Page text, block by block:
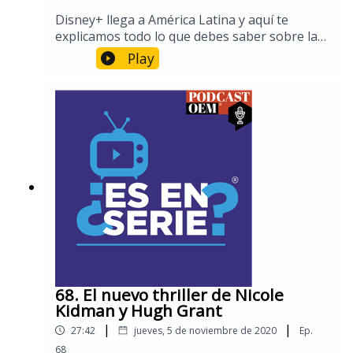
Disney+ llega a América Latina y aquí te
explicamos todo lo que debes saber sobre la
nueva plataforma de streaming que
competirá contra Netflix.Por su parte, Netflix
se prepara para el estreno de la cuarta
temporada de The Crown, y Amazon Prime
Video presenta las seis temporadas de The
Americans.
Play
68. El nuevo thriller de Nicole
Kidman y Hugh Grant
27:42 | jueves, 5 de noviembre de 2020 |
Ep.
68